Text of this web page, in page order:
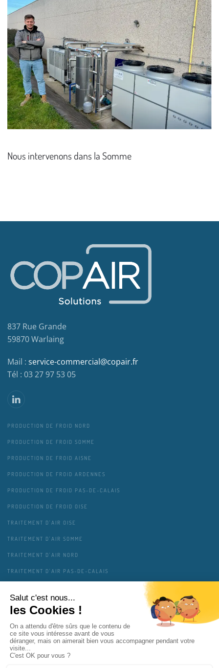
Nous intervenons dans la Somme
837 Rue Grande
59870 Warlaing
Mail : service-commercial@copair.fr
Tél : 03 27 97 53 05
PRODUCTION DE FROID NORD
PRODUCTION DE FROID SOMME
PRODUCTION DE FROID AISNE
PRODUCTION DE FROID ARDENNES
PRODUCTION DE FROID PAS-DE-CALAIS
PRODUCTION DE FROID OISE
TRAITEMENT D'AIR OISE
TRAITEMENT D'AIR SOMME
TRAITEMENT D'AIR NORD
TRAITEMENT D'AIR PAS-DE-CALAIS